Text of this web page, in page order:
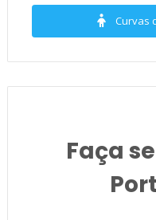
Curvas
Faça